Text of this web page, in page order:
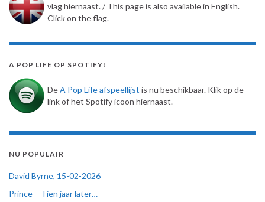
vlag hiernaast. / This page is also available in English.
Click on the flag.
A POP LIFE OP SPOTIFY!
DeA Pop Life afspeellijst is nu beschikbaar. Klik op de
link of het Spotify icoon hiernaast.
NU POPULAIR
David Byrne, 15-02-2026
Prince – Tien jaar later…